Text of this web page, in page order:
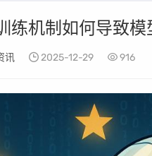
练机制如何导致模
讯 2025-12-29 916